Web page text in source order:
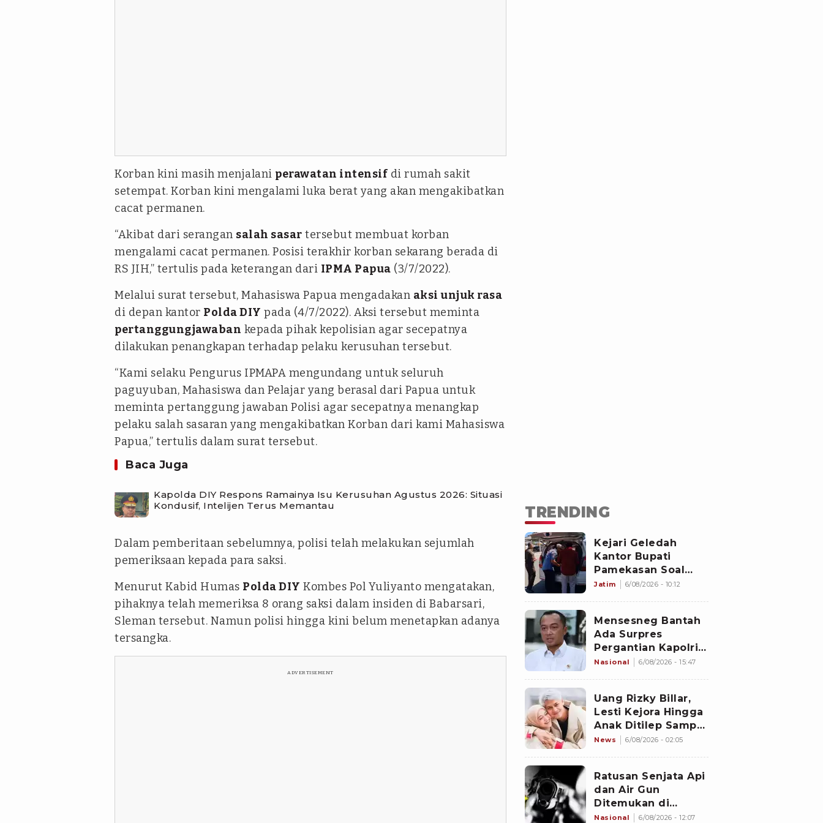
Korban kini masih menjalani perawatan intensif di rumah sakit
setempat. Korban kini mengalami luka berat yang akan mengakibatkan
cacat permanen.
“Akibat dari serangan salah sasar tersebut membuat korban
mengalami cacat permanen. Posisi terakhir korban sekarang berada di
RS JIH,” tertulis pada keterangan dari IPMA Papua (3/7/2022).
Melalui surat tersebut, Mahasiswa Papua mengadakan aksi unjuk rasa
di depan kantor Polda DIY pada (4/7/2022). Aksi tersebut meminta
pertanggungjawaban kepada pihak kepolisian agar secepatnya
dilakukan penangkapan terhadap pelaku kerusuhan tersebut.
“Kami selaku Pengurus IPMAPA mengundang untuk seluruh
paguyuban, Mahasiswa dan Pelajar yang berasal dari Papua untuk
meminta pertanggung jawaban Polisi agar secepatnya menangkap
pelaku salah sasaran yang mengakibatkan Korban dari kami Mahasiswa
Papua,” tertulis dalam surat tersebut.
Baca Juga
Kapolda DIY Respons Ramainya Isu Kerusuhan Agustus 2026: Situasi
Kondusif, Intelijen Terus Memantau
Dalam pemberitaan sebelumnya, polisi telah melakukan sejumlah
pemeriksaan kepada para saksi.
Menurut Kabid Humas Polda DIY Kombes Pol Yuliyanto mengatakan,
pihaknya telah memeriksa 8 orang saksi dalam insiden di Babarsari,
Sleman tersebut. Namun polisi hingga kini belum menetapkan adanya
tersangka.
ADVERTISEMENT
TRENDING
Kejari Geledah
Kantor Bupati
Pamekasan Soal
Dugaan Korupsi
Milliar
Jatim 6/08/2026 - 10:12
Mensesneg Bantah
Ada Surpres
Pergantian Kapolri:
Tidak Ada
Nasional 6/08/2026 - 15:47
Uang Rizky Billar,
Lesti Kejora Hingga
Anak Ditilep Sampai
Rp3,1 Miliar, Pelaku
News 6/08/2026 - 02:05
Ratusan Senjata Api
dan Air Gun
Ditemukan di
Sekolah Swasta
Nasional 6/08/2026 - 12:07